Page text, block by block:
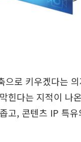
로 키우겠다는
힌다는 지적이 나
고, 콘텐츠 IP 특